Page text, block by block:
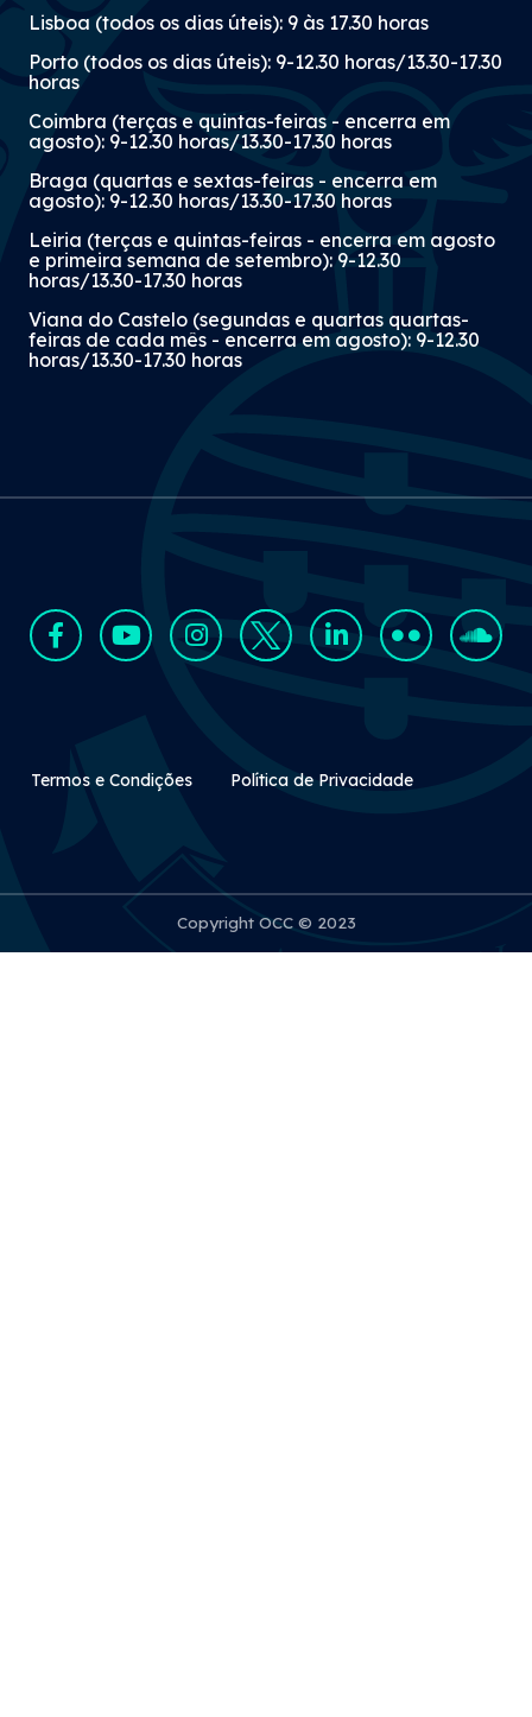
Lisboa (todos os dias úteis): 9 às 17.30 horas
Porto (todos os dias úteis): 9-12.30 horas/13.30-17.30
horas
Coimbra (terças e quintas-feiras - encerra em
agosto): 9-12.30 horas/13.30-17.30 horas
Braga (quartas e sextas-feiras - encerra em
agosto): 9-12.30 horas/13.30-17.30 horas
Leiria (terças e quintas-feiras - encerra em agosto
e primeira semana de setembro): 9-12.30
horas/13.30-17.30 horas
Viana do Castelo (segundas e quartas quartas-
feiras de cada mês - encerra em agosto): 9-12.30
horas/13.30-17.30 horas
Rodapé Secundário
Termos e Condições Política de Privacidade
Copyright OCC © 2023